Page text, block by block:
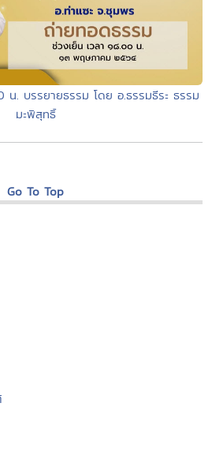
น. บรรยายธรรม โดย อ.ธรรมธีระ ธรรม
มะพิสุทธิ์
Go To Top